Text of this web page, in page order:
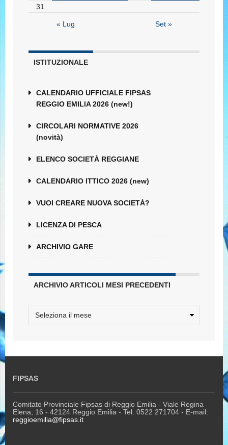
31
« Lug Set »
ISTITUZIONALE
CALENDARIO UFFICIALE FIPSAS
REGGIO EMILIA 2026 (new!)
CIRCOLARI NORMATIVE 2026
(novità)
ELENCO SOCIETÀ REGGIANE
CALENDARIO ITTICO 2026 (new)
VUOI CREARE NUOVA SOCIETÀ?
LICENZA DI PESCA
ARCHIVIO GARE
ARCHIVIO ARTICOLI MESI PRECEDENTI
FIPSAS
Comitato Provinciale Fipsas di Reggio Emilia - Viale Regina
Elena, 16 - 42124 Reggio Emilia - Tel. 0522 271704 - E-mail:
reggioemilia@fipsas.it